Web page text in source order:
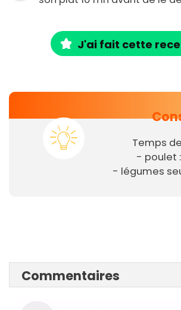
J'ai fait cette
Temps
- poulet :
- légumes
Commentaires